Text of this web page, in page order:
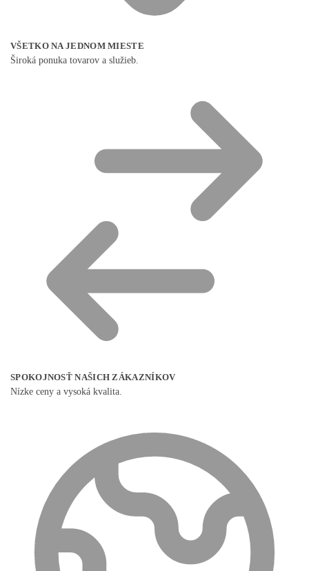
VŠETKO NA JEDNOM MIESTE
Široká ponuka tovarov a služieb.
SPOKOJNOSŤ NAŠICH ZÁKAZNÍKOV
Nízke ceny a vysoká kvalita.